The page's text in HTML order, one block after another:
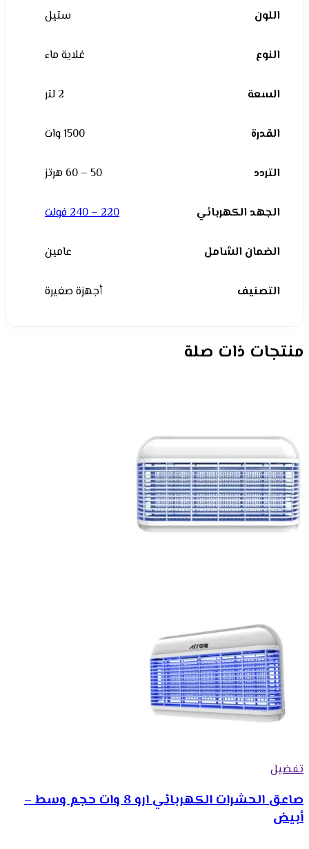
اللون ستيل
النوع غلاية ماء
السعة 2 لتر
القدرة 1500 وات
التردد 50 – 60 هرتز
الجهد الكهربائي 220 – 240 فولت
الضمان الشامل عامين
التصنيف أجهزة صغيرة
منتجات ذات صلة
تفضيل
صاعق الحشرات الكهربائي ارو 8 وات حجم وسط –
أبيض